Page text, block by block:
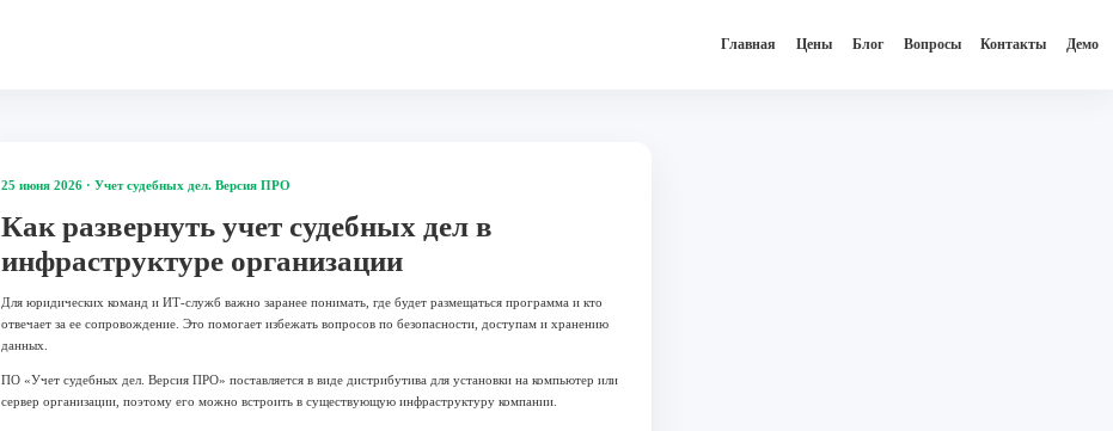
Главная Цены Блог Вопросы Контакты Демо
25 июня 2026 · Учет судебных дел. Версия ПРО
Как развернуть учет судебных дел в
инфраструктуре организации
Для юридических команд и ИТ-служб важно заранее понимать, где будет размещаться программа и кто
отвечает за ее сопровождение. Это помогает избежать вопросов по безопасности, доступам и хранению
данных.
ПО «Учет судебных дел. Версия ПРО» поставляется в виде дистрибутива для установки на компьютер или
сервер организации, поэтому его можно встроить в существующую инфраструктуру компании.